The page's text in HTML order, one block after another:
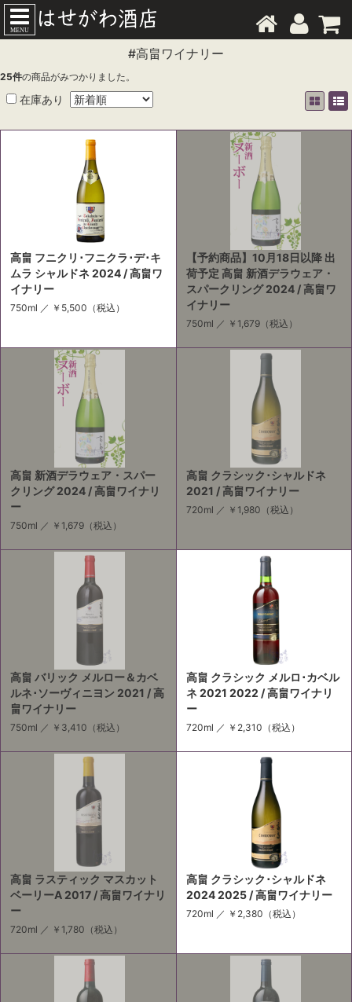
MENU
#高畠ワイナリー
25件の商品がみつかりました。
在庫あり
高畠 フニクリ･フニクラ･デ･キ
ムラ シャルドネ 2024 / 高畠ワ
イナリー
750ml ／ ￥5,500 （税込）
【予約商品】10月18日以降 出
荷予定 高畠 新酒デラウェア・
スパークリング 2024 / 高畠ワ
イナリー
750ml ／ ￥1,679（税込）
高畠 新酒デラウェア・スパー
クリング 2024 / 高畠ワイナリ
ー
750ml ／ ￥1,679 （税込）
高畠 クラシック･シャルドネ
2021 / 高畠ワイナリー
720ml ／ ￥1,980 （税込）
高畠 バリック メルロー＆カベ
ルネ･ソーヴィニヨン 2021 / 高
畠ワイナリー
750ml ／ ￥3,410 （税込）
高畠 クラシック メルロ･カベル
ネ 2021 2022 / 高畠ワイナリ
ー
720ml ／ ￥2,310 （税込）
高畠 ラスティック マスカット
ベーリーA 2017 / 高畠ワイナリ
ー
720ml ／ ￥1,780 （税込）
高畠 クラシック･シャルドネ
2024 2025 / 高畠ワイナリー
720ml ／ ￥2,380 （税込）